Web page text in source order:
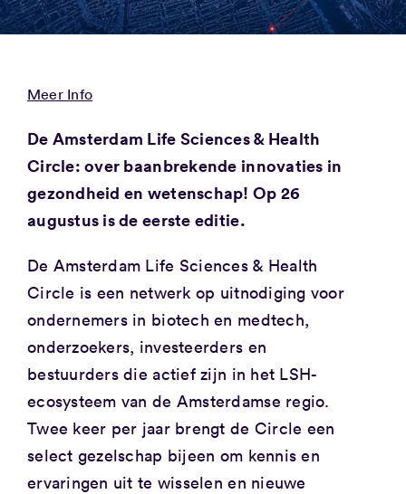
Meer Info
De Amsterdam Life Sciences & Health
Circle: over baanbrekende innovaties in
gezondheid en wetenschap! Op 26
augustus is de eerste editie.
De Amsterdam Life Sciences & Health
Circle is een netwerk op uitnodiging voor
ondernemers in biotech en medtech,
onderzoekers, investeerders en
bestuurders die actief zijn in het LSH-
ecosysteem van de Amsterdamse regio.
Twee keer per jaar brengt de Circle een
select gezelschap bijeen om kennis en
ervaringen uit te wisselen en nieuwe